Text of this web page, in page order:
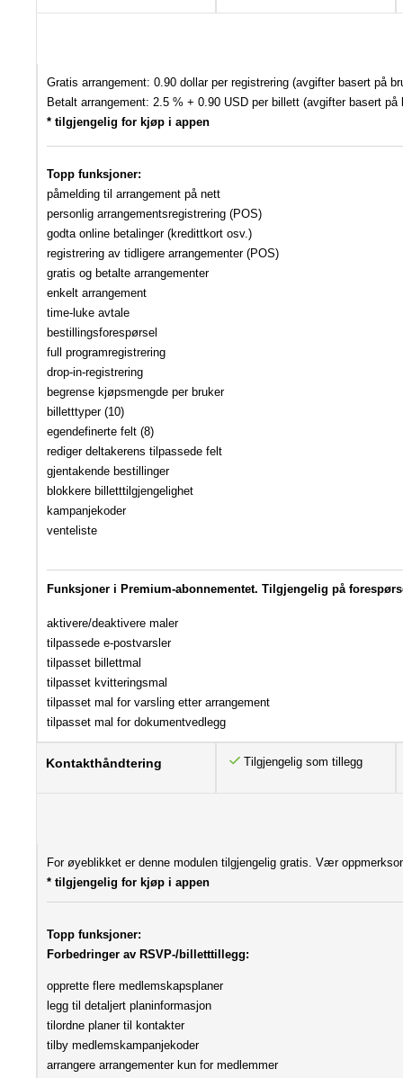
Gratis arrangement: 0.90 dollar per registrering (avgifter basert på
Betalt arrangement: 2.5 % + 0.90 USD per billett (avgifter basert
* tilgjengelig for kjøp i appen
Topp funksjoner:
påmelding til arrangement på nett
personlig arrangementsregistrering (POS)
godta online betalinger (kredittkort osv.)
registrering av tidligere arrangementer (POS)
gratis og betalte arrangementer
enkelt arrangement
time-luke avtale
bestillingsforespørsel
full programregistrering
drop-in-registrering
begrense kjøpsmengde per bruker
billetttyper (10)
egendefinerte felt (8)
rediger deltakerens tilpassede felt
gjentakende bestillinger
blokkere billetttilgjengelighet
kampanjekoder
venteliste
Funksjoner i Premium-abonnementet. Tilgjengelig på
aktivere/deaktivere maler
tilpassede e-postvarsler
tilpasset billettmal
tilpasset kvitteringsmal
tilpasset mal for varsling etter arrangement
tilpasset mal for dokumentvedlegg
Kontakthåndtering Tilgjengelig som tillegg
For øyeblikket er denne modulen tilgjengelig gratis. Vær
* tilgjengelig for kjøp i appen
Topp funksjoner:
Forbedringer av RSVP-/billetttillegg:
opprette flere medlemskapsplaner
legg til detaljert planinformasjon
tilordne planer til kontakter
tilby medlemskampanjekoder
arrangere arrangementer kun for medlemmer